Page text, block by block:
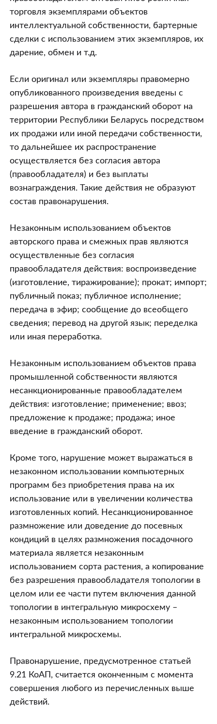
торговля экземплярами объектов
интеллектуальной собственности, бартерные
сделки с использованием этих экземпляров, их
дарение, обмен и т.д.
Если оригинал или экземпляры правомерно
опубликованного произведения введены с
разрешения автора в гражданский оборот на
территории Республики Беларусь посредством
их продажи или иной передачи собственности,
то дальнейшее их распространение
осуществляется без согласия автора
(правообладателя) и без выплаты
вознаграждения. Такие действия не образуют
состав правонарушения.
Незаконным использованием объектов
авторского права и смежных прав являются
осуществленные без согласия
правообладателя действия: воспроизведение
(изготовление, тиражирование); прокат; импорт;
публичный показ; публичное исполнение;
передача в эфир; сообщение до всеобщего
сведения; перевод на другой язык; переделка
или иная переработка.
Незаконным использованием объектов права
промышленной собственности являются
несанкционированные правообладателем
действия: изготовление; применение; ввоз;
предложение к продаже; продажа; иное
введение в гражданский оборот.
Кроме того, нарушение может выражаться в
незаконном использовании компьютерных
программ без приобретения права на их
использование или в увеличении количества
изготовленных копий. Несанкционированное
размножение или доведение до посевных
кондиций в целях размножения посадочного
материала является незаконным
использованием сорта растения, а копирование
без разрешения правообладателя топологии в
целом или ее части путем включения данной
топологии в интегральную микросхему –
незаконным использованием топологии
интегральной микросхемы.
Правонарушение, предусмотренное статьей
9.21 КоАП, считается оконченным с момента
совершения любого из перечисленных выше
действий.